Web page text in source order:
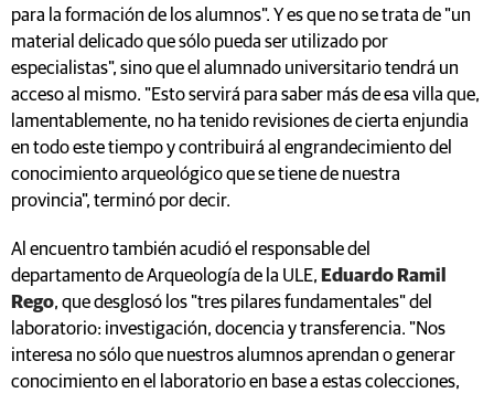
para la formación de los alumnos". Y es que no se trata de "un
material delicado que sólo pueda ser utilizado por
especialistas", sino que el alumnado universitario tendrá un
acceso al mismo. "Esto servirá para saber más de esa villa que,
lamentablemente, no ha tenido revisiones de cierta enjundia
en todo este tiempo y contribuirá al engrandecimiento del
conocimiento arqueológico que se tiene de nuestra
provincia", terminó por decir.
Al encuentro también acudió el responsable del
departamento de Arqueología de la ULE, Eduardo Ramil
Rego, que desglosó los "tres pilares fundamentales" del
laboratorio: investigación, docencia y transferencia. "Nos
interesa no sólo que nuestros alumnos aprendan o generar
conocimiento en el laboratorio en base a estas colecciones,